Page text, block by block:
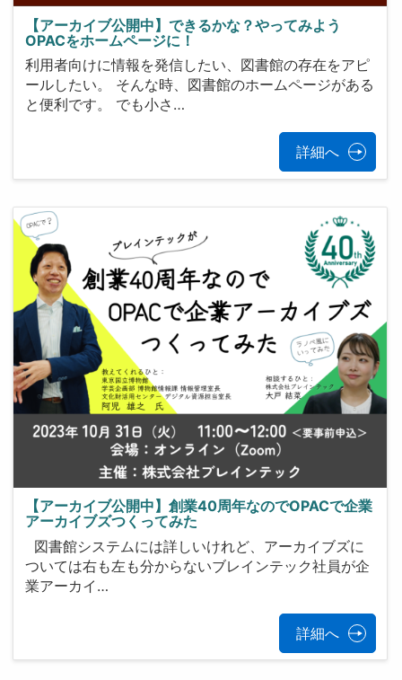
【アーカイブ公開中】できるかな？やってみよう
OPACをホームページに！
利用者向けに情報を発信したい、図書館の存在をアピ
ールしたい。 そんな時、図書館のホームページがある
と便利です。 でも小さ…
詳細へ
【アーカイブ公開中】創業40周年なのでOPACで企業
アーカイブズつくってみた
図書館システムには詳しいけれど、アーカイブズに
ついては右も左も分からないブレインテック社員が企
業アーカイ…
詳細へ